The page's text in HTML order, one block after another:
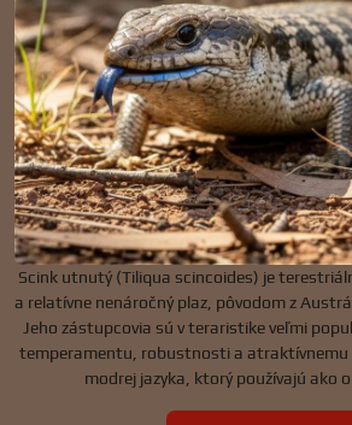
Scink utnutý (Tiliqua scincoides) je
a relatívne nenáročný plaz, pôvodom z
Jeho zástupcovia sú v teraristike veľmi
temperamentu, robustnosti a atraktívnemu
modrej jazyka, ktorý používajú ako